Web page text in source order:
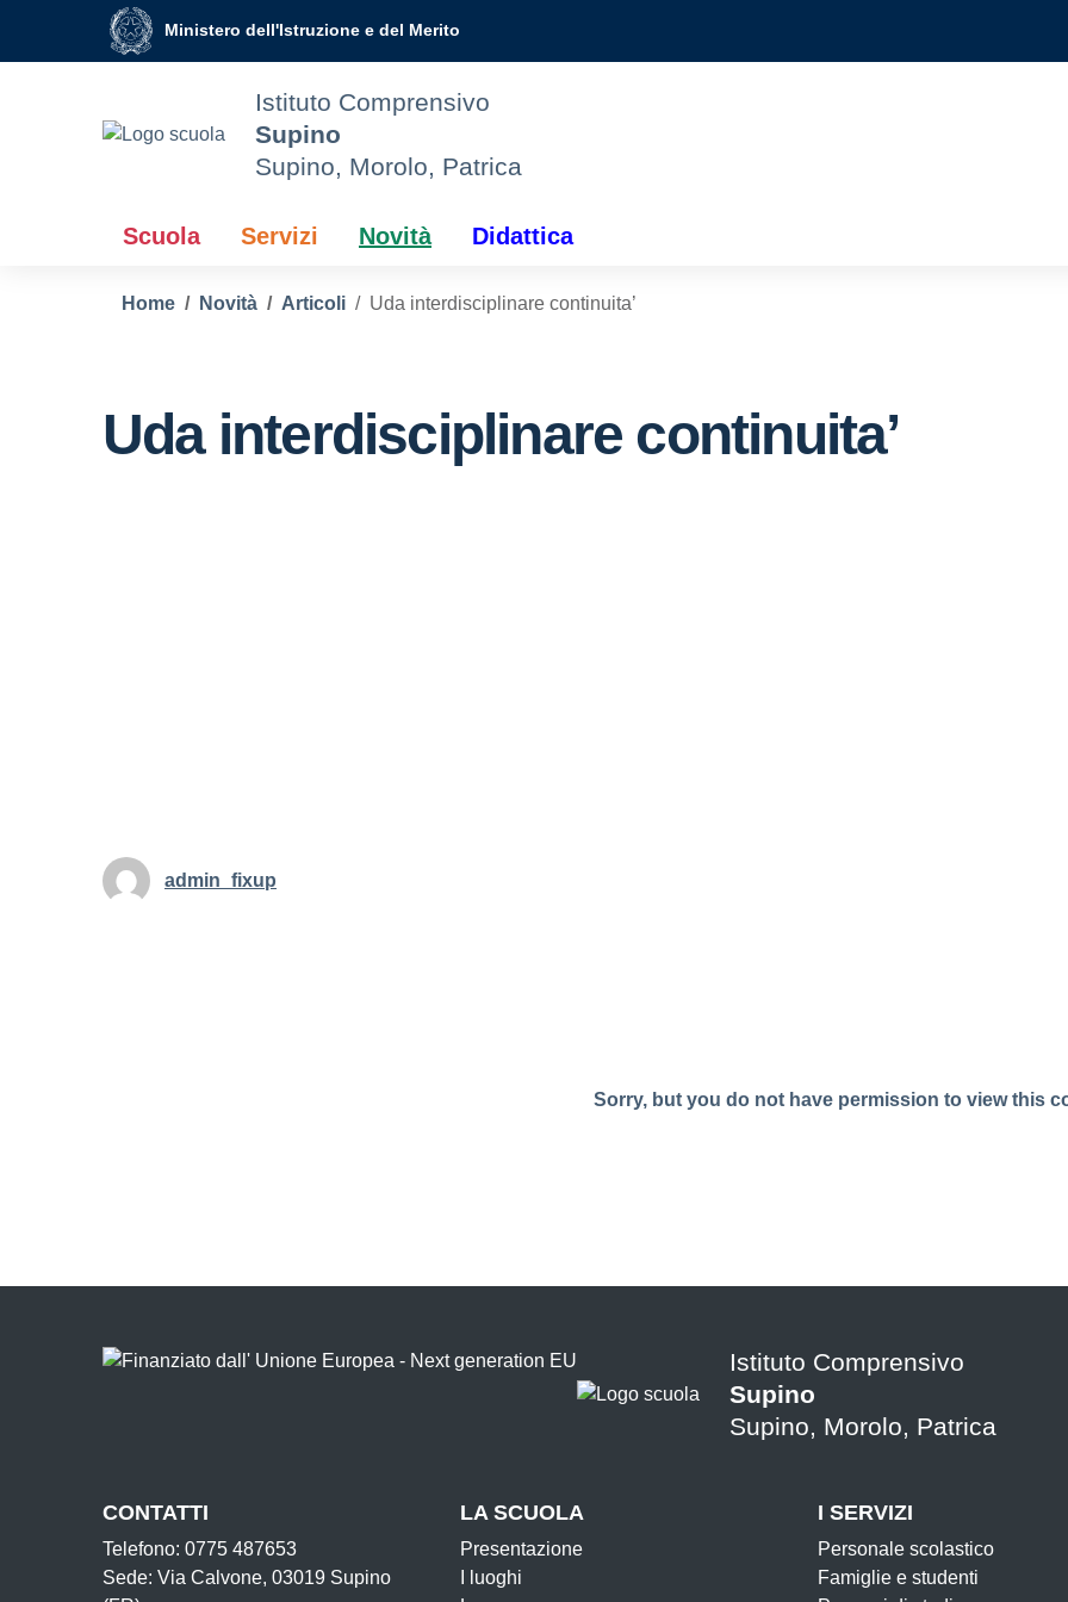
Vai ai contenuti
Vai al menu di navigazione
Ministero dell'Istruzione e del Merito
Istituto Comprensivo
Supino
Supino, Morolo, Patrica
Scuola Servizi Novità Didattica
Home Novità Articoli Uda interdisciplinare continuita’
Uda interdisciplinare continuita’
admin_fixup
Sorry, but you do not have permission to view this
Istituto Comprensivo
Supino
Supino, Morolo, Patrica
CONTATTI
Telefono: 0775 487653
Sede: Via Calvone, 03019 Supino
LA SCUOLA
Presentazione
I luoghi
I SERVIZI
Personale scolastico
Famiglie e studenti